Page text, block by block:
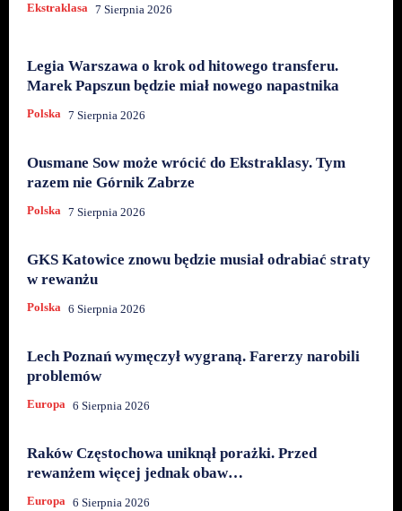
Ekstraklasa 7 Sierpnia 2026
Legia Warszawa o krok od hitowego transferu.
Marek Papszun będzie miał nowego napastnika
Polska 7 Sierpnia 2026
Ousmane Sow może wrócić do Ekstraklasy. Tym
razem nie Górnik Zabrze
Polska 7 Sierpnia 2026
GKS Katowice znowu będzie musiał odrabiać straty
w rewanżu
Polska 6 Sierpnia 2026
Lech Poznań wymęczył wygraną. Farerzy narobili
problemów
Europa 6 Sierpnia 2026
Raków Częstochowa uniknął porażki. Przed
rewanżem więcej jednak obaw…
Europa 6 Sierpnia 2026